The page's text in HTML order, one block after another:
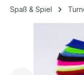
Spaß & Spiel